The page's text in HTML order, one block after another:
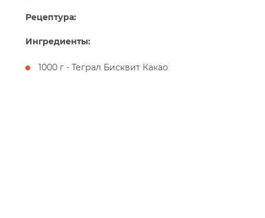
Рецептура:
Ингредиенты:
1000 г - Теграл Бисквит Какао